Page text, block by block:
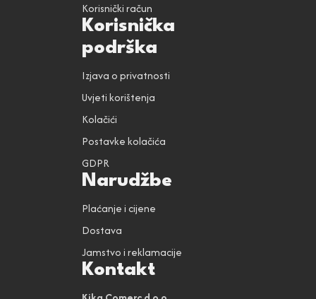
Korisnički račun
Korisnička
podrška
Izjava o privatnosti
Uvjeti korištenja
Kolačići
Postavke kolačića
GDPR
Narudžbe
Plaćanje i cijene
Dostava
Jamstvo i reklamacije
Kontakt